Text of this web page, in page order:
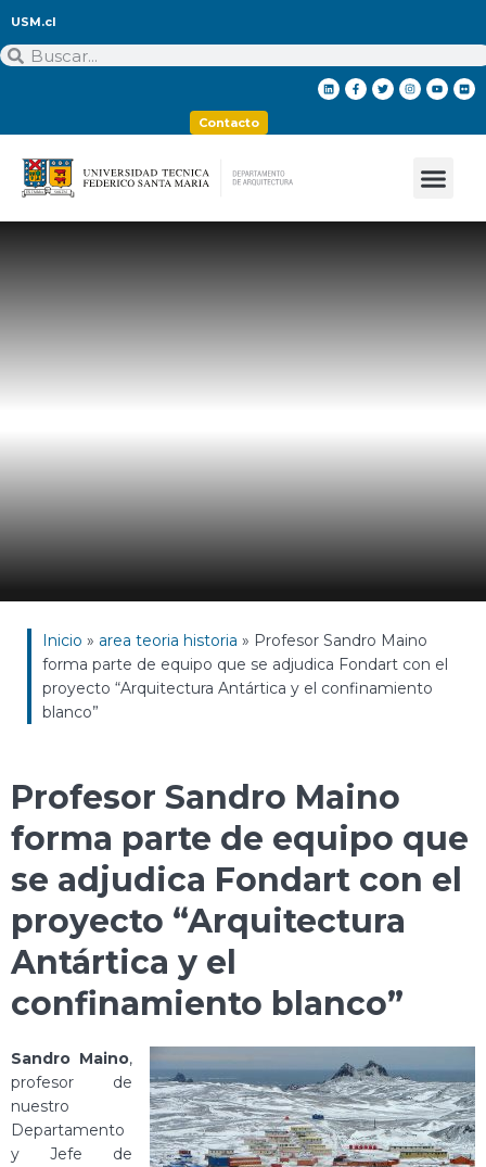
USM.cl
Contacto
Inicio » area teoria historia » Profesor Sandro Maino
forma parte de equipo que se adjudica Fondart con el
proyecto “Arquitectura Antártica y el confinamiento
blanco”
Profesor Sandro Maino
forma parte de equipo que
se adjudica Fondart con el
proyecto “Arquitectura
Antártica y el
confinamiento blanco”
Sandro Maino,
profesor de
nuestro
Departamento
y Jefe de